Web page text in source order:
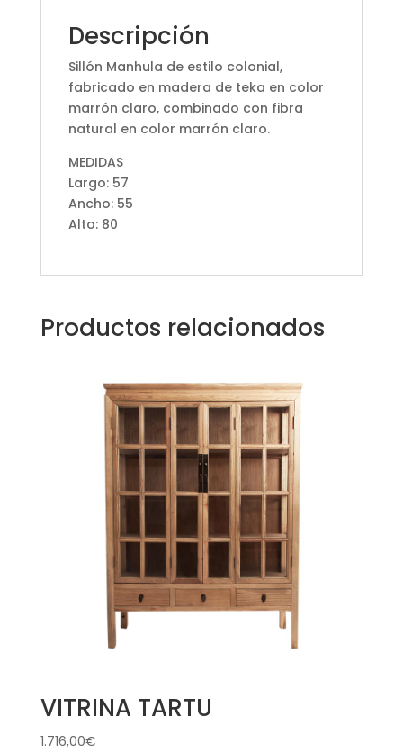
Descripción
Sillón Manhula de estilo colonial,
fabricado en madera de teka en color
marrón claro, combinado con fibra
natural en color marrón claro.
MEDIDAS
Largo: 57
Ancho: 55
Alto: 80
Productos relacionados
VITRINA TARTU
1.716,00€